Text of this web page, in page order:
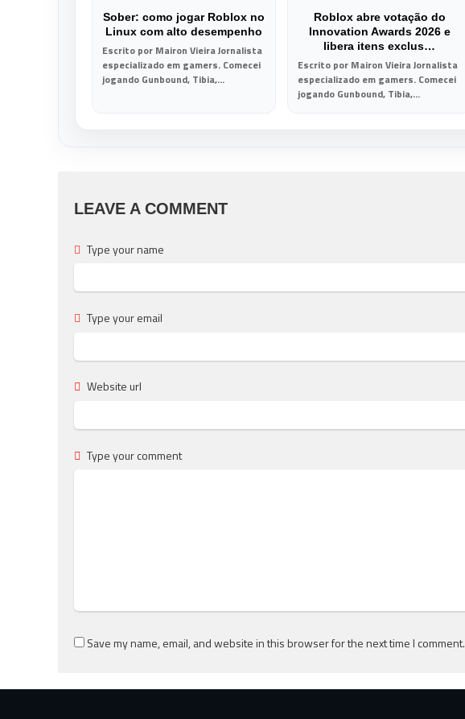
Sober: como jogar Roblox no
Linux com alto desempenho
Escrito por Mairon Vieira Jornalista
especializado em gamers. Comecei
jogando Gunbound, Tibia,...
Roblox abre votação do
Innovation Awards 2026 e
libera itens exclus…
Escrito por Mairon Vieira Jornalista
especializado em gamers. Comecei
jogando Gunbound, Tibia,...
LEAVE A COMMENT
Type your name
Type your email
Website url
Type your comment
Save my name, email, and website in this browser for the next time I comment.